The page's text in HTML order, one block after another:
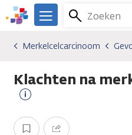
Overslaan
en
gaan
We
er
je.
Kanker.nl
Zoeken
Menu
Kankersoorten
Merkelcelcarcinoom
Gevolgen
Merkelcelcarcinoom
Klachten na
informatie
Opslaan Delen